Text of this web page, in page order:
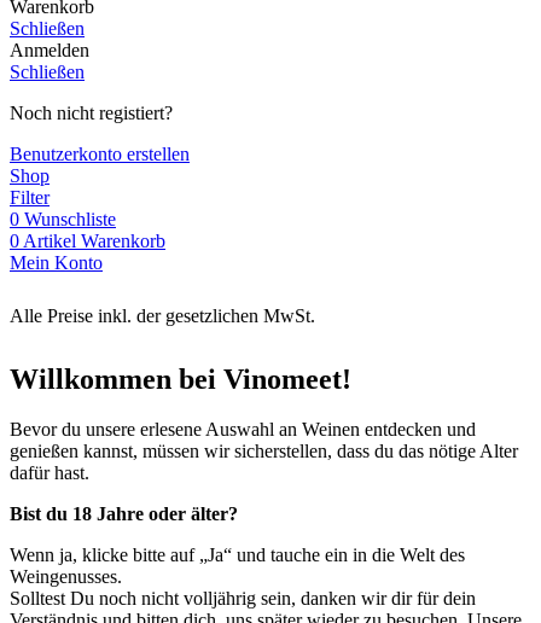
Warenkorb
Schließen
Anmelden
Schließen
Noch nicht registiert?
Benutzerkonto erstellen
Shop
Filter
0 Wunschliste
0 Artikel Warenkorb
Mein Konto
Alle Preise inkl. der gesetzlichen MwSt.
Willkommen bei Vinomeet!
Bevor du unsere erlesene Auswahl an Weinen entdecken und
genießen kannst, müssen wir sicherstellen, dass du das nötige Alter
dafür hast.
Bist du 18 Jahre oder älter?
Wenn ja, klicke bitte auf „Ja“ und tauche ein in die Welt des
Weingenusses.
Solltest Du noch nicht volljährig sein, danken wir dir für dein